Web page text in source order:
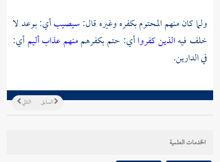
ولما كان منهم المحتوم بكفره وغيره قال:سيصيبأي: بوعد لا
خلف فيهالذين كفرواأي: حتم بكفرهممنهم عذاب أليمأي:
في الدارين.
التالي السابق
الخدمات العلمية